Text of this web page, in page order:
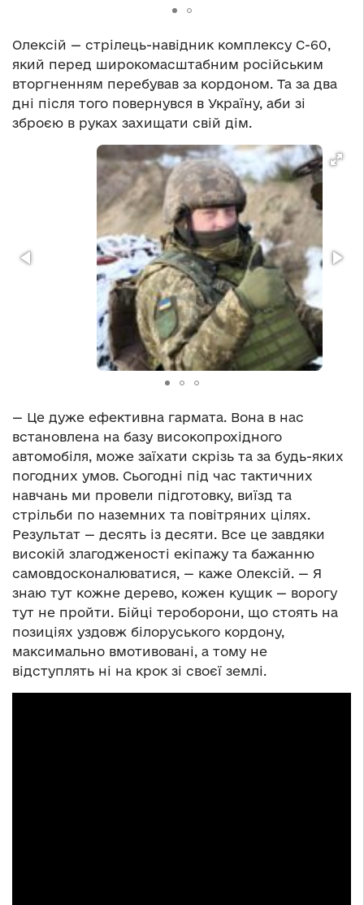
Олексій — стрілець-навідник комплексу С-60,
який перед широкомасштабним російським
вторгненням перебував за кордоном. Та за два
дні після того повернувся в Україну, аби зі
зброєю в руках захищати свій дім.
— Це дуже ефективна гармата. Вона в нас
встановлена на базу високопрохідного
автомобіля, може заїхати скрізь та за будь-яких
погодних умов. Сьогодні під час тактичних
навчань ми провели підготовку, виїзд та
стрільби по наземних та повітряних цілях.
Результат — десять із десяти. Все це завдяки
високій злагодженості екіпажу та бажанню
самовдосконалюватися, — каже Олексій. — Я
знаю тут кожне дерево, кожен кущик — ворогу
тут не пройти. Бійці тероборони, що стоять на
позиціях уздовж білоруського кордону,
максимально вмотивовані, а тому не
відступлять ні на крок зі своєї землі.